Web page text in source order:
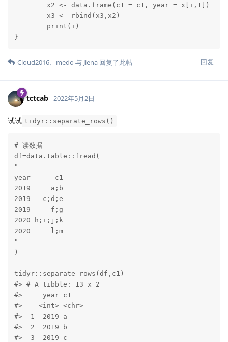
        x2 <- data.frame(c1 = c1, year = x[i,1])
        x3 <- rbind(x3,x2)
        print(i)
}
回复
Cloud2016、 medo 与 Jiena 回复了此帖
tctcab 2022年5月2日
试试 tidyr::separate_rows()
# 读数据
df=data.table::fread(
"
year      c1
2019     a;b
2019   c;d;e
2019     f;g
2020 h;i;j;k
2020     l;m
"
)
tidyr::separate_rows(df,c1)
#> # A tibble: 13 x 2
#>     year c1
#>    <int> <chr>
#>  1  2019 a
#>  2  2019 b
#>  3  2019 c